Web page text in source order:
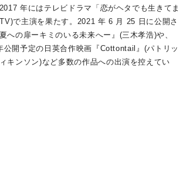
年にはテレビドラマ「恋がヘタでも生きてま
で主演を果たす。2021 年 6 月 25 日に公開さ
への扉ーキミのいる未来へー』(三木孝浩)や、
公開予定の日英合作映画『Cottontail』(パトリッ
キンソン)など多数の作品への出演を控えてい